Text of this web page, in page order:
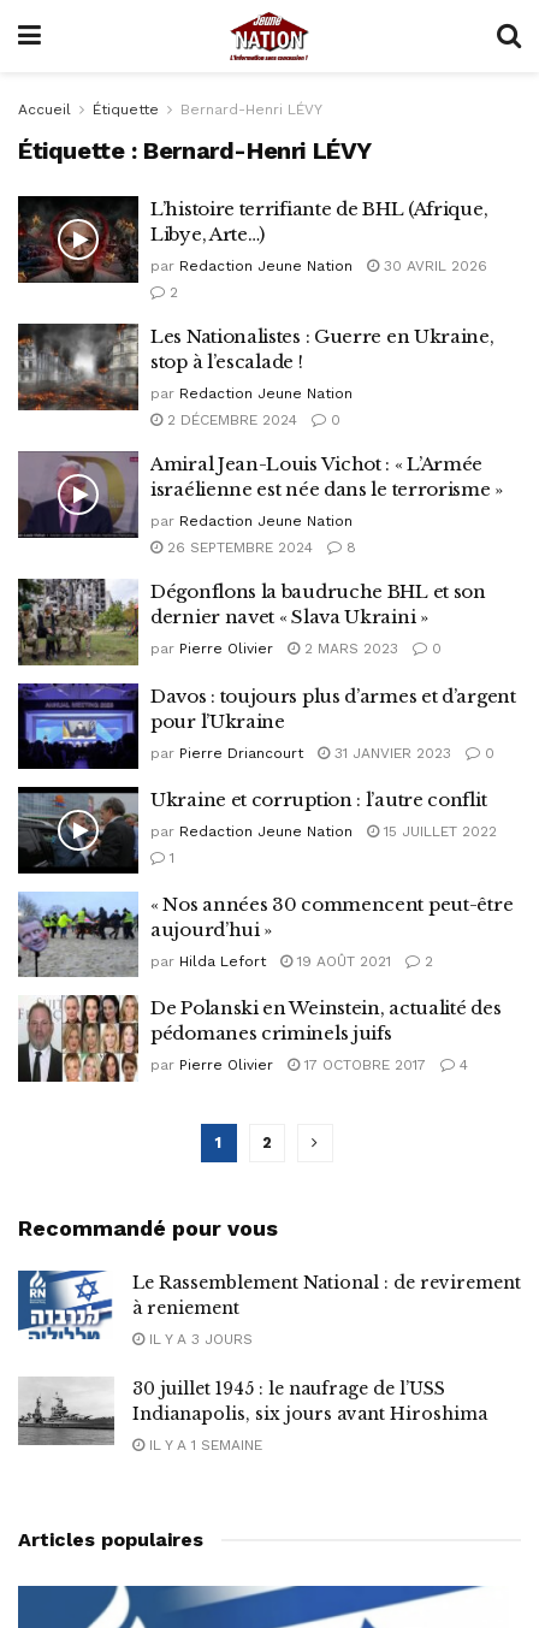
Accueil Étiquette Bernard-Henri LÉVY
Étiquette : Bernard-Henri LÉVY
L’histoire terrifiante de BHL (Afrique,
Libye, Arte…)
par Redaction Jeune Nation
30 AVRIL 2026
2
Les Nationalistes : Guerre en Ukraine,
stop à l’escalade !
par Redaction Jeune Nation
2 DÉCEMBRE 2024
0
Amiral Jean-Louis Vichot : « L’Armée
israélienne est née dans le terrorisme »
par Redaction Jeune Nation
26 SEPTEMBRE 2024
8
Dégonflons la baudruche BHL et son
dernier navet « Slava Ukraini »
par Pierre Olivier 2 MARS 2023 0
Davos : toujours plus d’armes et d’argent
pour l’Ukraine
par Pierre Driancourt 31 JANVIER 2023 0
Ukraine et corruption : l’autre conflit
par Redaction Jeune Nation
15 JUILLET 2022
1
« Nos années 30 commencent peut-être
aujourd’hui »
par Hilda Lefort 19 AOÛT 2021 2
De Polanski en Weinstein, actualité des
pédomanes criminels juifs
par Pierre Olivier 17 OCTOBRE 2017 4
1 2
Recommandé pour vous
Le Rassemblement National : de revirement
à reniement
IL Y A 3 JOURS
30 juillet 1945 : le naufrage de l’USS
Indianapolis, six jours avant Hiroshima
IL Y A 1 SEMAINE
Articles populaires